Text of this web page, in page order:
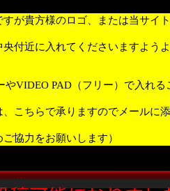
が貴方様のロゴ、または当サイ
付近に入れてくださいますよう
やVIDEO PAD（フリー）で入れる
こちらで承りますのでメールに
ご協力をお願いします）